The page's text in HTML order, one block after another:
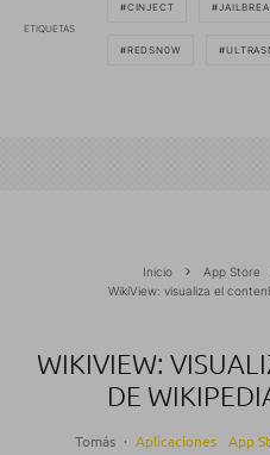
ETIQUETAS
CINJECT
REDSN0W
Inicio App Store
WikiView: visualiza el
WIKIVIEW:
DE
Tomás · Aplicaciones App